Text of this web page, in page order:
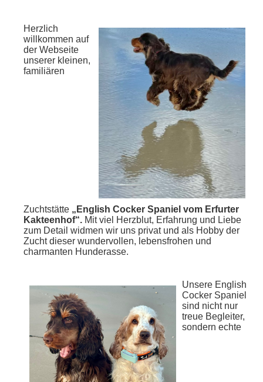
Herzlich
willkommen auf
der Webseite
unserer kleinen,
familiären
Zuchtstätte „English Cocker Spaniel vom Erfurter
Kakteenhof“. Mit viel Herzblut, Erfahrung und Liebe
zum Detail widmen wir uns privat und als Hobby der
Zucht dieser wundervollen, lebensfrohen und
charmanten Hunderasse.
Unsere English
Cocker Spaniel
sind nicht nur
treue Begleiter,
sondern echte